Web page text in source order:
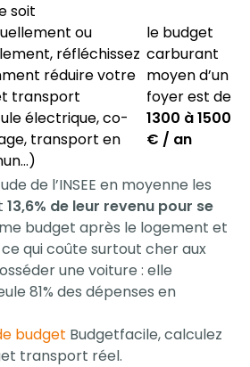
soit
ou
réfléchissez
réduire votre
transport
électrique, co-
transport en
le budget
carburant
moyen d’un
foyer est de
1300 à 1500
€ / an
de l’INSEE en moyenne les
13,6% de leur revenu pour se
budget après le logement et
ce qui coûte surtout cher aux
une voiture : elle
81% des dépenses en
budget Budgetfacile, calculez
transport réel.